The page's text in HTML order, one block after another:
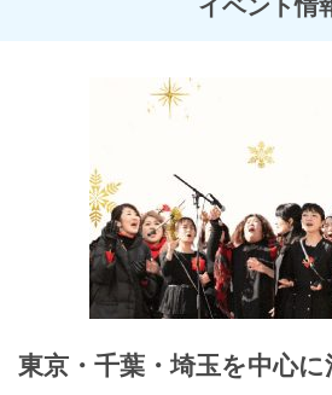
イベント情
東京・千葉・埼玉を中心